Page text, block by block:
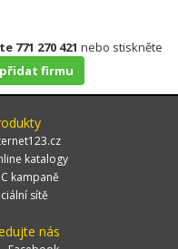
771 270 421 nebo stiskněte
firmu
katalogy
kampaně
sítě
nás